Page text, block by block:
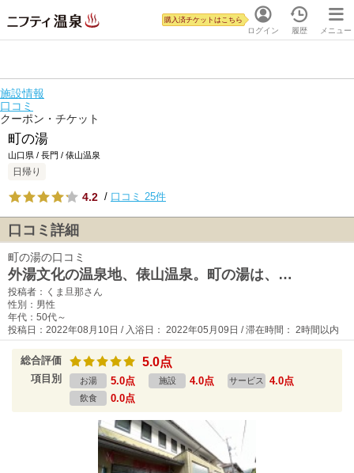
ログイン
購入済チケットはこちら
履歴 メニュー
施設情報
口コミ
クーポン・チケット
町の湯
山口県 / 長門 / 俵山温泉
日帰り
4.2 / 口コミ 25件
口コミ詳細
町の湯の口コミ
外湯文化の温泉地、俵山温泉。町の湯は、…
投稿者：くま旦那さん
性別：男性
年代：50代～
投稿日：2022年08月10日 / 入浴日： 2022年05月09日 / 滞在時間： 2時間以内
総合評価 5.0点
項目別 お湯 5.0点 施設 4.0点 サービス 4.0点
飲食 0.0点